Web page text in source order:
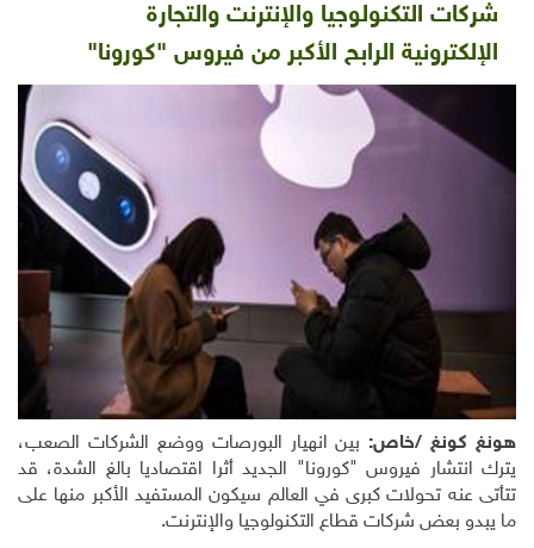
شركات التكنولوجيا والإنترنت والتجارة
الإلكترونية الرابح الأكبر من فيروس "كورونا"
هونغ كونغ /خاص: بين انهيار البورصات ووضع الشركات الصعب،
يترك انتشار فيروس "كورونا" الجديد أثرا اقتصاديا بالغ الشدة، قد
تتأتى عنه تحولات كبرى في العالم سيكون المستفيد الأكبر منها على
ما يبدو بعض شركات قطاع التكنولوجيا والإنترنت.